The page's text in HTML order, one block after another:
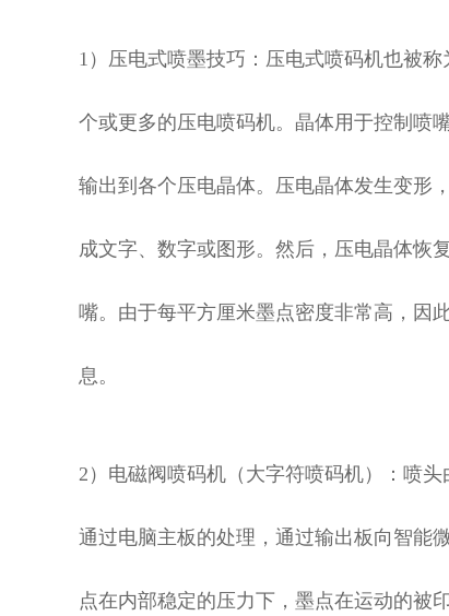
1）压电式喷墨技巧：压电式喷码机也被
个或更多的压电喷码机。晶体用于控制喷
输出到各个压电晶体。压电晶体发生变形
成文字、数字或图形。然后，压电晶体恢
嘴。由于每平方厘米墨点密度非常高，因
息。
2）电磁阀喷码机（大字符喷码机）：喷
通过电脑主板的处理，通过输出板向智能
点在内部稳定的压力下，墨点在运动的被